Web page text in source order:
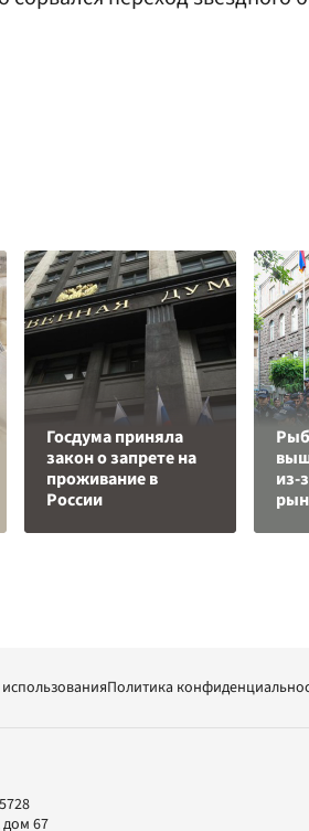
Госдума приняла
закон о запрете на
проживание в
России
из-
Политика
дом 67